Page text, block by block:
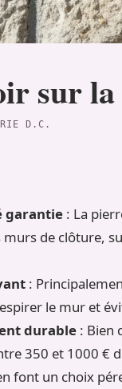
sur
D.C.
garantie : La
murs de clôture,
:
le mur et
durable : Bien
350 et 1000 €
font un choix